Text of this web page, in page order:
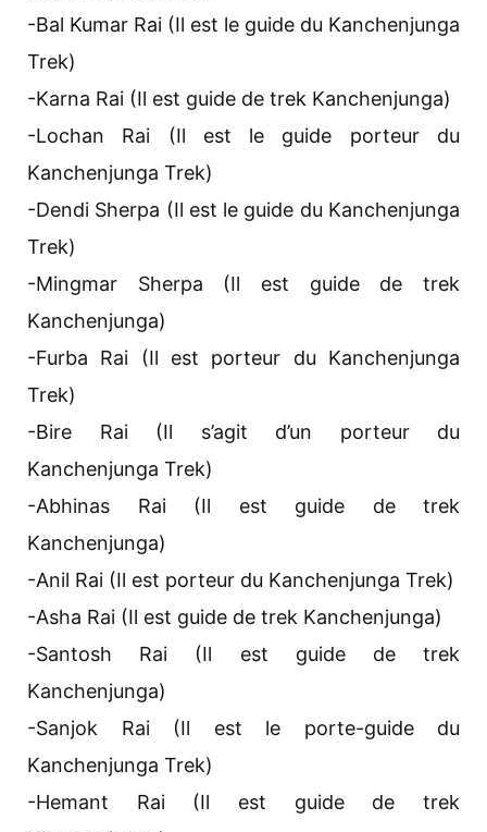
-Bal Kumar Rai (Il est le guide du Kanchenjunga
Trek)
-Karna Rai (Il est guide de trek Kanchenjunga)
-Lochan Rai (Il est le guide porteur du
Kanchenjunga Trek)
-Dendi Sherpa (Il est le guide du Kanchenjunga
Trek)
-Mingmar Sherpa (Il est guide de trek
Kanchenjunga)
-Furba Rai (Il est porteur du Kanchenjunga
Trek)
-Bire Rai (Il s’agit d’un porteur du
Kanchenjunga Trek)
-Abhinas Rai (Il est guide de trek
Kanchenjunga)
-Anil Rai (Il est porteur du Kanchenjunga Trek)
-Asha Rai (Il est guide de trek Kanchenjunga)
-Santosh Rai (Il est guide de trek
Kanchenjunga)
-Sanjok Rai (Il est le porte-guide du
Kanchenjunga Trek)
-Hemant Rai (Il est guide de trek